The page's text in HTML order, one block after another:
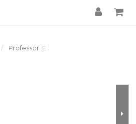
Professor. E